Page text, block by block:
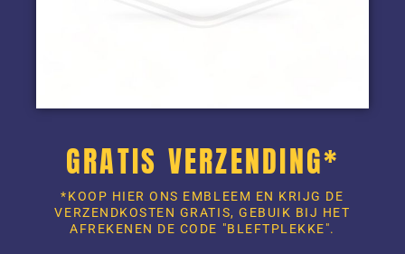
GRATIS VERZENDING*
*KOOP HIER ONS EMBLEEM EN KRIJG DE
VERZENDKOSTEN GRATIS, GEBUIK BIJ HET
AFREKENEN DE CODE "BLEFTPLEKKE".